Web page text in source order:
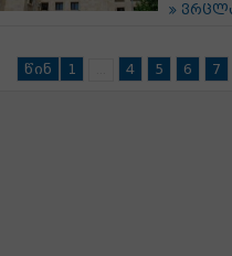
წინ 1 4 5 6 7